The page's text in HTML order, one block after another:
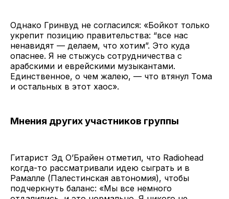
Однако Гринвуд не согласился: «Бойкот только
укрепит позицию правительства: “все нас
ненавидят — делаем, что хотим”. Это куда
опаснее. Я не стыжусь сотрудничества с
арабскими и еврейскими музыкантами.
Единственное, о чем жалею, — что втянул Тома
и остальных в этот хаос».
Мнения других участников группы
Гитарист Эд О’Брайен отметил, что Radiohead
когда-то рассматривали идею сыграть и в
Рамалле (Палестинская автономия), чтобы
подчеркнуть баланс: «Мы все немного